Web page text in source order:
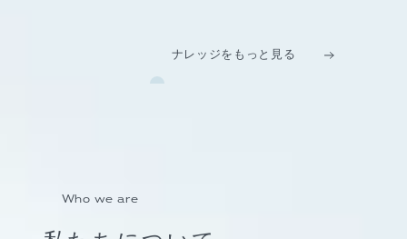
ナレッジをもっと見る
Who we are